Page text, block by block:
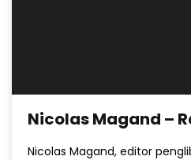
Nicolas Magand –
Nicolas Magand, editor